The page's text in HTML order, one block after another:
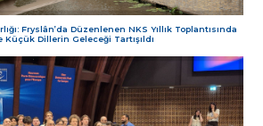
Fryslân’da Düzenlenen NKS Yıllık Toplantısında
Küçük Dillerin Geleceği Tartışıldı